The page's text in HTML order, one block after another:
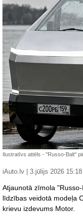
Ilustratīvs attēls - "Russo-Balt"
iAuto.lv | 3.jūlijs 2026 15:18
Atjaunotā zīmola
līdzības veidotā modeļa
krievu izdevums Motor.